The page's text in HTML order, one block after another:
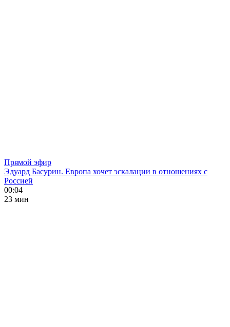
Прямой эфир
Эдуард Басурин. Европа хочет эскалации в отношениях с
Россией
00:04
23 мин